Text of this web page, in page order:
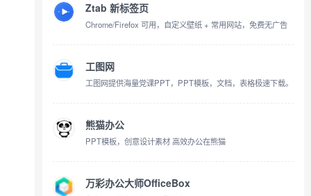
Ztab 新标签页
Chrome/Firefox 可用，自定义壁纸 + 常用网站，免费无广告
工图网
工图网提供海量党课PPT，PPT模板，文档，表格极速下载。
熊猫办公
PPT模板，创意设计素材 高效办公在熊猫
万彩办公大师OfficeBox